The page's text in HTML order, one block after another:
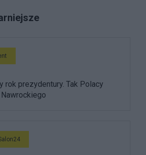
rok prezydentury. Tak Polacy